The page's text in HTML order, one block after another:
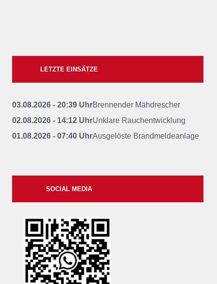
LETZTE EINSÄTZE
03.08.2026 - 20:39 UhrBrennender Mähdrescher
02.08.2026 - 14:12 UhrUnklare Rauchentwicklung
01.08.2026 - 07:40 UhrAusgelöste Brandmeldeanlage
SOCIAL MEDIA